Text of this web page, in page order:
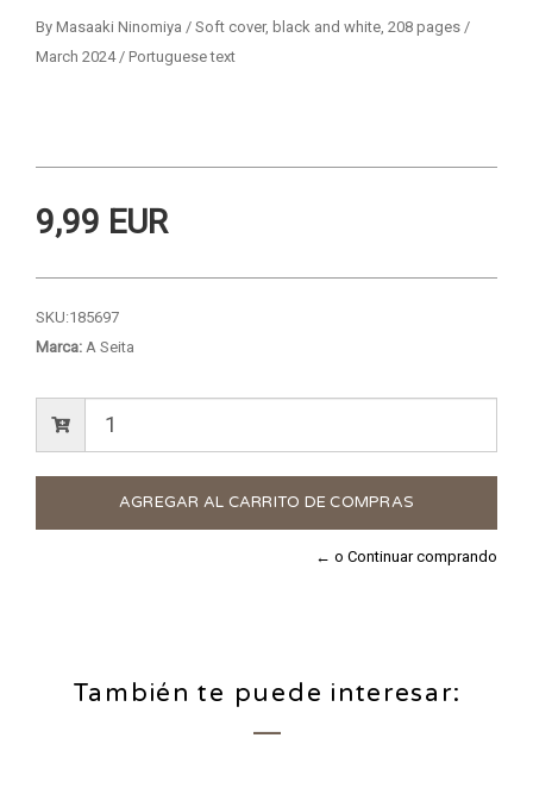
By Masaaki Ninomiya / Soft cover, black and white, 208 pages /
March 2024 / Portuguese text
9,99 EUR
SKU:185697
Marca: A Seita
← o Continuar comprando
También te puede interesar: